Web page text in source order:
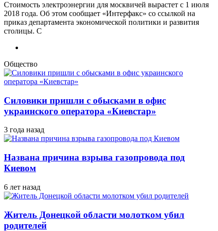
Стоимость электроэнергии для москвичей вырастет с 1 июля
2018 года. Об этом сообщает «Интерфакс» со ссылкой на
приказ департамента экономической политики и развития
столицы. С
Общество
Силовики пришли с обысками в офис
украинского оператора «Киевстар»
3 года назад
Названа причина взрыва газопровода под
Киевом
6 лет назад
Житель Донецкой области молотком убил
родителей